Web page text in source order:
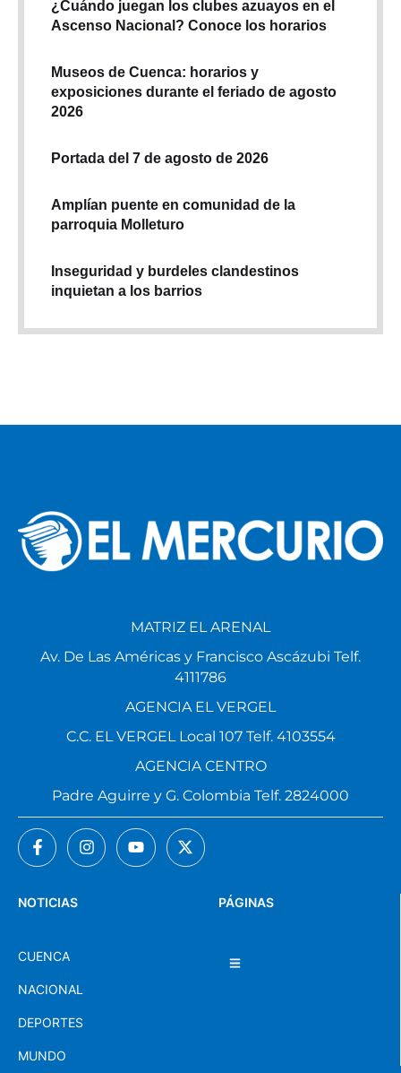
¿Cuándo juegan los clubes azuayos en el
Ascenso Nacional? Conoce los horarios
Museos de Cuenca: horarios y
exposiciones durante el feriado de agosto
2026
Portada del 7 de agosto de 2026
Amplían puente en comunidad de la
parroquia Molleturo
Inseguridad y burdeles clandestinos
inquietan a los barrios
PÁGINAS
NOTICIAS
CUENCA
NACIONAL
DEPORTES
MUNDO
MATRIZ EL ARENAL
Av. De Las Américas y Francisco Ascázubi Telf.
4111786
AGENCIA EL VERGEL
C.C. EL VERGEL Local 107 Telf. 4103554
AGENCIA CENTRO
Padre Aguirre y G. Colombia Telf. 2824000